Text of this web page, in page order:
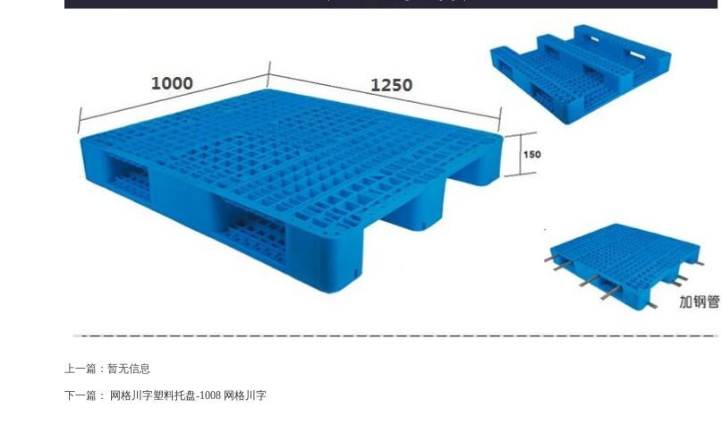
上一篇：暂无信息
下一篇： 网格川字塑料托盘-1008 网格川字